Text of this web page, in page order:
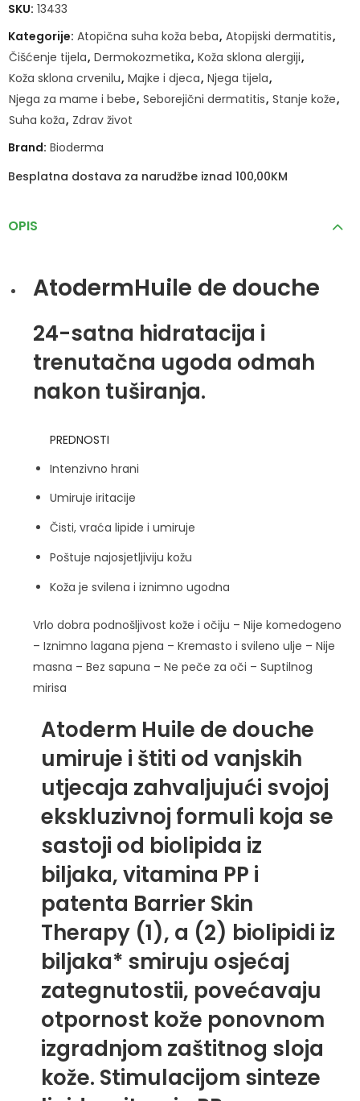
SKU: 13433
Kategorije: Atopična suha koža beba, Atopijski dermatitis,
Čišćenje tijela, Dermokozmetika, Koža sklona alergiji,
Koža sklona crvenilu, Majke i djeca, Njega tijela,
Njega za mame i bebe, Seborejični dermatitis, Stanje kože,
Suha koža, Zdrav život
Brand: Bioderma
Besplatna dostava za narudžbe iznad 100,00KM
OPIS
AtodermHuile de douche
24-satna hidratacija i
trenutačna ugoda odmah
nakon tuširanja.
PREDNOSTI
Intenzivno hrani
Umiruje iritacije
Čisti, vraća lipide i umiruje
Poštuje najosjetljiviju kožu
Koža je svilena i iznimno ugodna
Vrlo dobra podnošljivost kože i očiju – Nije komedogeno
– Iznimno lagana pjena – Kremasto i svileno ulje – Nije
masna – Bez sapuna – Ne peče za oči – Suptilnog
mirisa
Atoderm Huile de douche
umiruje i štiti od vanjskih
utjecaja zahvaljujući svojoj
ekskluzivnoj formuli koja se
sastoji od biolipida iz
biljaka, vitamina PP i
patenta Barrier Skin
Therapy (1), a (2) biolipidi iz
biljaka* smiruju osjećaj
zategnutostii, povećavaju
otpornost kože ponovnom
izgradnjom zaštitnog sloja
kože. Stimulacijom sinteze